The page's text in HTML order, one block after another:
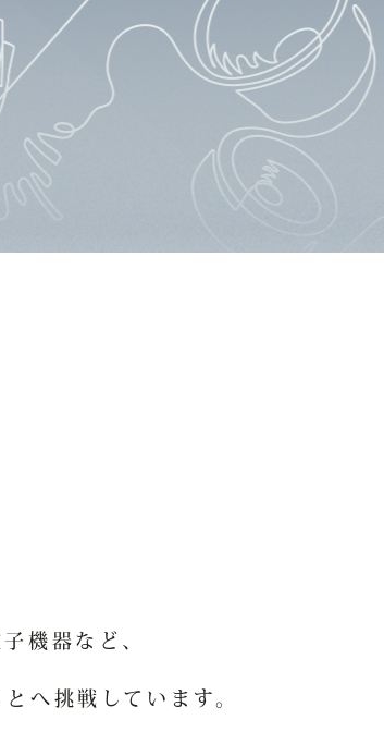
機器など、
へ挑戦しています。